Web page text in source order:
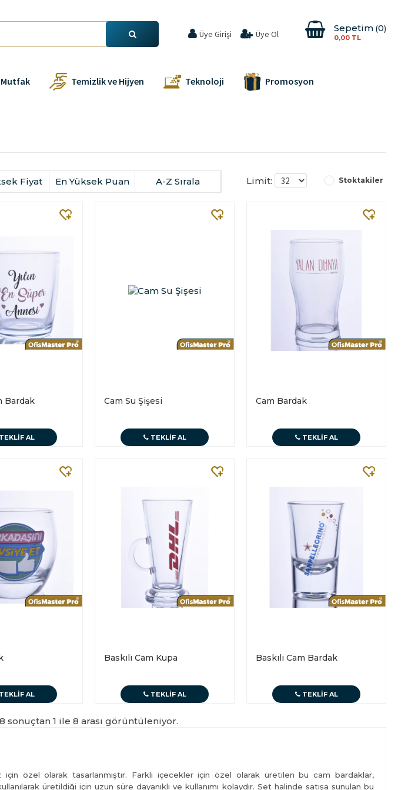
Sepetim 0
0,00 TL
Üye Girişi Üye Ol
Mutfak Temizlik ve Hijyen Teknoloji Promosyon
Fiyat En Yüksek Puan A-Z Sırala Stoktakiler
Limit:
Bardak
AL
Cam Su Şişesi
TEKLIF AL
Cam Bardak
TEKLIF AL
AL
Baskılı Cam Kupa
TEKLIF AL
Baskılı Cam Bardak
TEKLIF AL
8 sonuçtan 1 ile 8 arası görüntüleniyor.
özel olarak tasarlanmıştır. Farklı içecekler için özel olarak üretilen bu cam bardaklar,
üretildiği için uzun süre dayanıklı ve kullanımı kolaydır. Set halinde satışa sunulan bu